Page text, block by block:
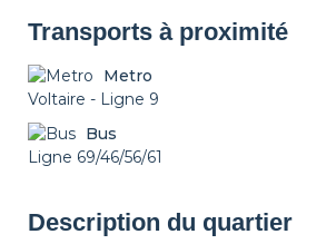
Transports à proximité
Metro
Voltaire - Ligne 9
Bus
Ligne 69/46/56/61
Description du quartier